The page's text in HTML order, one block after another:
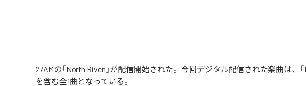
27AMの「North Riven」が配信開始された。今回デジタル配信された楽曲は、「
を含む全1曲となっている。